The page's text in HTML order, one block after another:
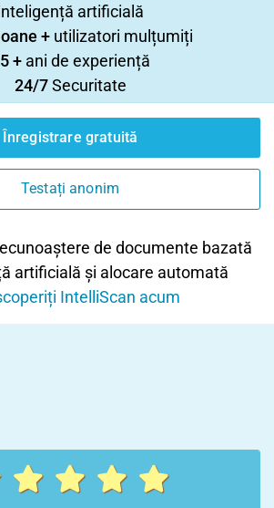
artificială
+ utilizatori mulțumiți
+ani de experiență
24/7Securitate
Înregistrare gratuită
Testați anonim
de documente bazată
artificială și alocare automată
IntelliScan acum